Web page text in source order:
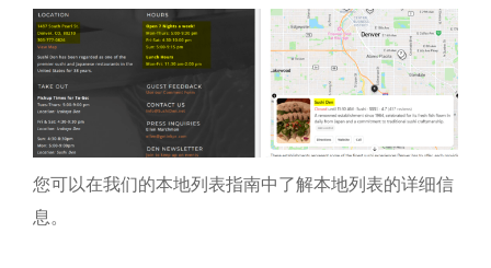
您可以在我们的本地列表指南中了解本地列表的详细信
息。